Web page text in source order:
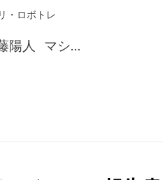
・ロボトレ
陽人 マシ…